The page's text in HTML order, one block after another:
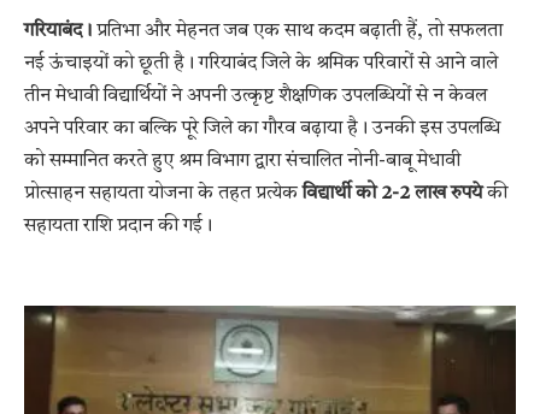
गरियाबंद। प्रतिभा और मेहनत जब एक साथ कदम बढ़ाती हैं, तो सफलता
नई ऊंचाइयों को छूती है। गरियाबंद जिले के श्रमिक परिवारों से आने वाले
तीन मेधावी विद्यार्थियों ने अपनी उत्कृष्ट शैक्षणिक उपलब्धियों से न केवल
अपने परिवार का बल्कि पूरे जिले का गौरव बढ़ाया है। उनकी इस उपलब्धि
को सम्मानित करते हुए श्रम विभाग द्वारा संचालित नोनी-बाबू मेधावी
प्रोत्साहन सहायता योजना के तहत प्रत्येकविद्यार्थी को 2-2 लाख रुपयेकी
सहायता राशि प्रदान की गई।